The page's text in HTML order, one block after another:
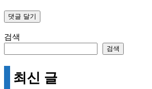
검색
검색
최신 글